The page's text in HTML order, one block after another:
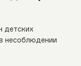
детских
несоблюдении